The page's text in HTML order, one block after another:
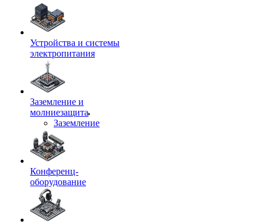
Устройства и системы
электропитания
Заземление и
молниезащита
Заземление
Конференц-
оборудование